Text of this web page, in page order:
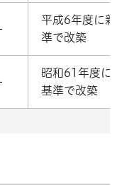
-
平成6年度に
準で改築
-
昭和61年度に
基準で改築